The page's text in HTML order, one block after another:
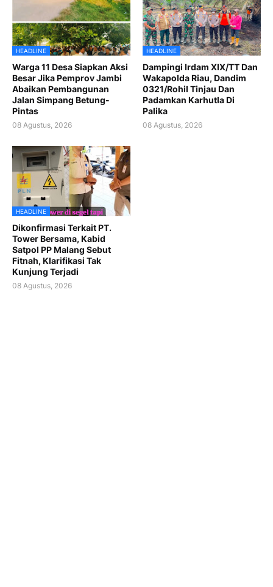
HEADLINE
Warga 11 Desa Siapkan Aksi
Besar Jika Pemprov Jambi
Abaikan Pembangunan
Jalan Simpang Betung-
Pintas
08 Agustus, 2026
HEADLINE
Dampingi Irdam XIX/TT Dan
Wakapolda Riau, Dandim
0321/Rohil Tinjau Dan
Padamkan Karhutla Di
Palika
08 Agustus, 2026
HEADLINE
Dikonfirmasi Terkait PT.
Tower Bersama, Kabid
Satpol PP Malang Sebut
Fitnah, Klarifikasi Tak
Kunjung Terjadi
08 Agustus, 2026